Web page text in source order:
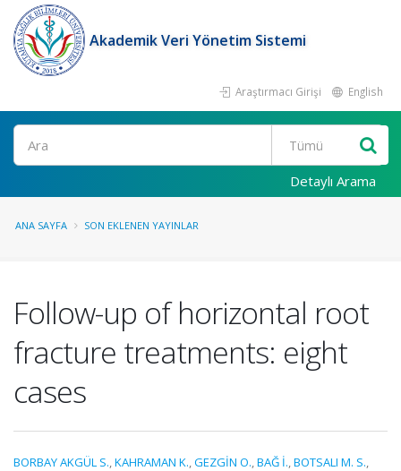
Akademik Veri Yönetim Sistemi
Araştırmacı Girişi English
Ara
Detaylı Arama
ANA SAYFA SON EKLENEN YAYINLAR
Follow-up of horizontal root
fracture treatments: eight
cases
BORBAY AKGÜL S.,KAHRAMAN K.,GEZGİN O.,BAĞ İ.,BOTSALI M. S.,